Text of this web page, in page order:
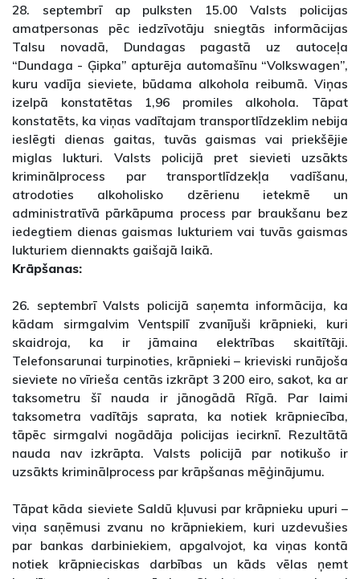
28. septembrī ap pulksten 15.00 Valsts policijas
amatpersonas pēc iedzīvotāju sniegtās informācijas
Talsu novadā, Dundagas pagastā uz autoceļa
“Dundaga - Ģipka” apturēja automašīnu “Volkswagen”,
kuru vadīja sieviete, būdama alkohola reibumā. Viņas
izelpā konstatētas 1,96 promiles alkohola. Tāpat
konstatēts, ka viņas vadītajam transportlīdzeklim nebija
ieslēgti dienas gaitas, tuvās gaismas vai priekšējie
miglas lukturi. Valsts policijā pret sievieti uzsākts
kriminālprocess par transportlīdzekļa vadīšanu,
atrodoties alkoholisko dzērienu ietekmē un
administratīvā pārkāpuma process par braukšanu bez
iedegtiem dienas gaismas lukturiem vai tuvās gaismas
lukturiem diennakts gaišajā laikā.
Krāpšanas:
26. septembrī Valsts policijā saņemta informācija, ka
kādam sirmgalvim Ventspilī zvanījuši krāpnieki, kuri
skaidroja, ka ir jāmaina elektrības skaitītāji.
Telefonsarunai turpinoties, krāpnieki – krieviski runājoša
sieviete no vīrieša centās izkrāpt 3 200 eiro, sakot, ka ar
taksometru šī nauda ir jānogādā Rīgā. Par laimi
taksometra vadītājs saprata, ka notiek krāpniecība,
tāpēc sirmgalvi nogādāja policijas iecirknī. Rezultātā
nauda nav izkrāpta. Valsts policijā par notikušo ir
uzsākts kriminālprocess par krāpšanas mēģinājumu.
Tāpat kāda sieviete Saldū kļuvusi par krāpnieku upuri –
viņa saņēmusi zvanu no krāpniekiem, kuri uzdevušies
par bankas darbiniekiem, apgalvojot, ka viņas kontā
notiek krāpnieciskas darbības un kāds vēlas ņemt